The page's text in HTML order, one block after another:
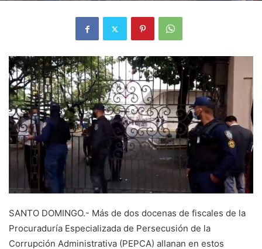
SANTO DOMINGO.- Más de dos docenas de fiscales de la
Procuraduría Especializada de Persecusión de la
Corrupción Administrativa (PEPCA) allanan en estos